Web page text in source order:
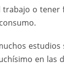
o tener
en las